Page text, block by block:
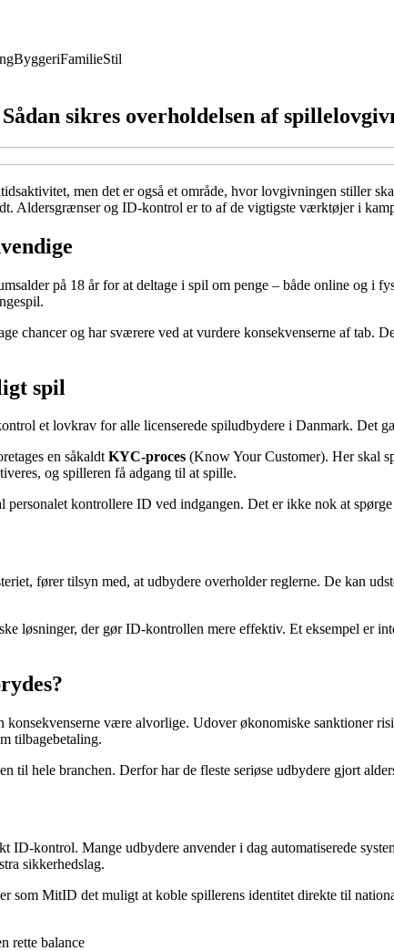
ByggeriFamilieStil
sikres overholdelsen af
men det er også et område, hvor lovgivningen stiller
Aldersgrænser og ID-kontrol er to af de vigtigste værktøjer i
på 18 år for at deltage i spil om penge – både online og i
chancer og har sværere ved at vurdere konsekvenserne af
spil
et lovkrav for alle licenserede spiludbydere i Danmark. Det
en såkaldtKYC-proces (Know Your Customer). Her skal
og spilleren få adgang til at spille.
kontrollere ID ved indgangen. Det er ikke nok at
fører tilsyn med, at udbydere overholder reglerne. De kan
løsninger, der gør ID-kontrollen mere effektiv. Et eksempel er
være alvorlige. Udover økonomiske sanktioner
tilbagebetaling.
til hele branchen. Derfor har de fleste seriøse udbydere gjort
ID-kontrol. Mange udbydere anvender i dag automatiserede
sikkerhedslag.
som MitID det muligt at koble spillerens identitet direkte til
rette balance